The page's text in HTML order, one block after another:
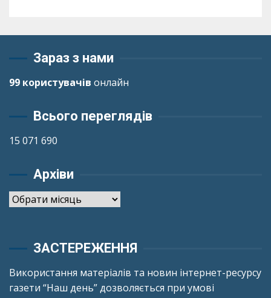
Зараз з нами
99 користувачів онлайн
Всього переглядів
15 071 690
Архіви
Архіви
ЗАСТЕРЕЖЕННЯ
Використання матеріалів та новин інтернет-ресурсу
газети “Наш день” дозволяється при умові